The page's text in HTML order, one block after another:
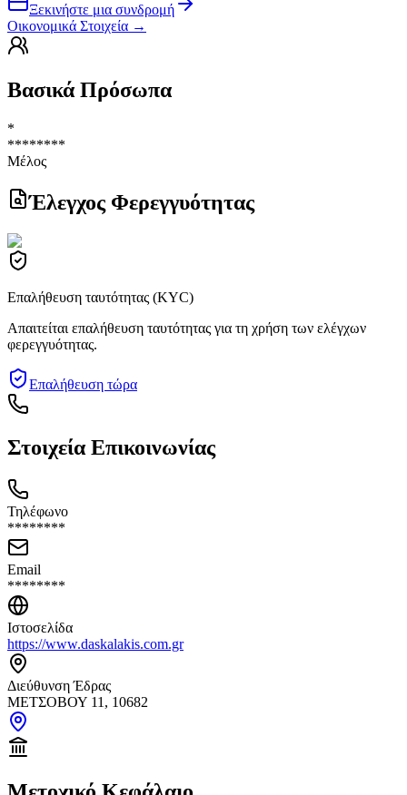
Ξεκινήστε μια συνδρομή
Οικονομικά Στοιχεία →
Βασικά Πρόσωπα
*
********
Μέλος
Έλεγχος Φερεγγυότητας
Επαλήθευση ταυτότητας (KYC)
Απαιτείται επαλήθευση ταυτότητας για τη χρήση των ελέγχων
φερεγγυότητας.
Επαλήθευση τώρα
Στοιχεία Επικοινωνίας
Τηλέφωνο
********
Email
********
Ιστοσελίδα
https://www.daskalakis.com.gr
Διεύθυνση Έδρας
ΜΕΤΣΟΒΟΥ 11, 10682